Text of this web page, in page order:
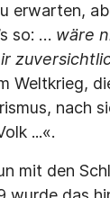
erwarten,
so: … wäre
Weltkrieg,
nach
...«.
mit den